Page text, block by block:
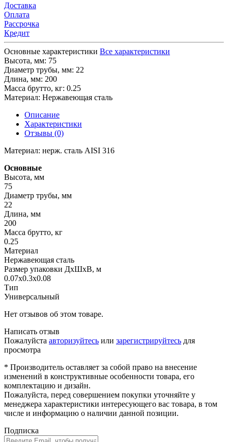
Доставка
Оплата
Рассрочка
Кредит
Основные характеристики Все характеристики
Высота, мм: 75
Диаметр трубы, мм: 22
Длина, мм: 200
Масса брутто, кг: 0.25
Материал: Нержавеющая сталь
Описание
Характеристики
Отзывы (0)
Материал: нерж. сталь AISI 316
Основные
Высота, мм
75
Диаметр трубы, мм
22
Длина, мм
200
Масса брутто, кг
0.25
Материал
Нержавеющая сталь
Размер упаковки ДхШхВ, м
0.07x0.3x0.08
Тип
Универсальный
Нет отзывов об этом товаре.
Написать отзыв
Пожалуйста авторизуйтесь или зарегистрируйтесь для
просмотра
* Производитель оставляет за собой право на внесение
изменений в конструктивные особенности товара, его
комплектацию и дизайн.
Пожалуйста, перед совершением покупки уточняйте у
менеджера характеристики интересующего вас товара, в том
числе и информацию о наличии данной позиции.
Подписка